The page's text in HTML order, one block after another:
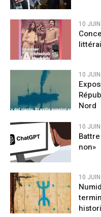
10
10
Nord
10
non»
10